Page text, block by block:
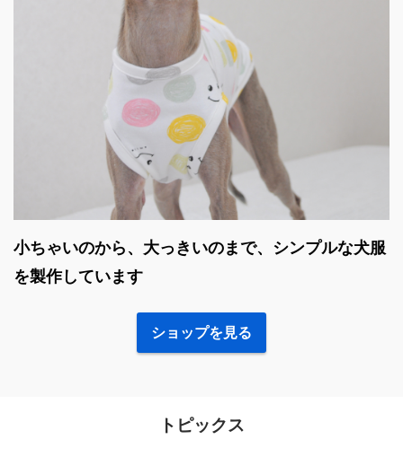
小ちゃいのから、大っきいのまで、シンプルな犬服
を製作しています
ショップを見る
トピックス